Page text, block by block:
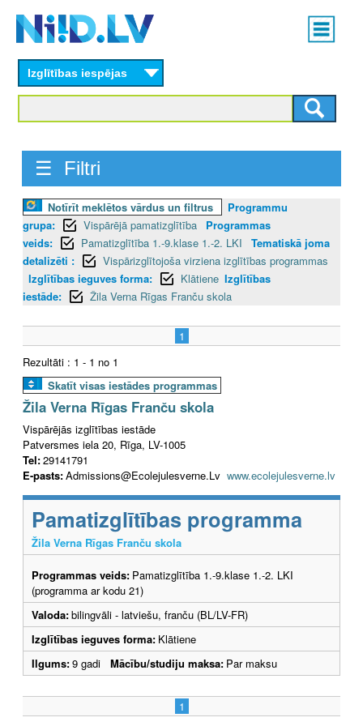
content
Main
menu
Izglītības iespējas
☰ Filtri
Notīrīt meklētos vārdus un filtrus
Programmu
grupa:
Vispārējā pamatizglītība
Programmas
veids:
Pamatizglītība 1.-9.klase 1.-2. LKI
Tematiskā joma
detalizēti :
Vispārizglītojoša virziena izglītības programmas
Izglītības ieguves forma:
Klātiene Izglītības
iestāde:
Žila Verna Rīgas Franču skola
1
Rezultāti : 1 - 1 no 1
Skatīt visas iestādes programmas
Žila Verna Rīgas Franču skola
Vispārējās izglītības iestāde
Patversmes iela 20, Rīga, LV-1005
Tel:29141791
E-pasts:Admissions@Ecolejulesverne.Lv www.ecolejulesverne.lv
Pamatizglītības programma
Žila Verna Rīgas Franču skola
Programmas veids: Pamatizglītība 1.-9.klase 1.-2. LKI
(programma ar kodu 21)
Valoda:bilingvāli - latviešu, franču (BL/LV-FR)
Izglītības ieguves forma: Klātiene
Ilgums:9 gadi Mācību/studiju maksa: Par maksu
1